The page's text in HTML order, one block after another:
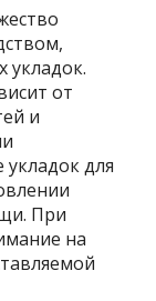
укладок.
от
и
для
При
на